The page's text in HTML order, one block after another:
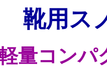
靴用ス
量コン